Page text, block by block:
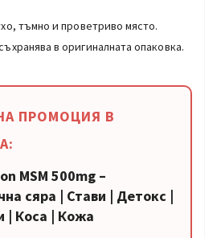
тъмно и проветриво място.
в оригиналната опаковка.
ПРОМОЦИЯ В
MSM 500mg –
сяра | Стави | Детокс |
| Коса | Кожа